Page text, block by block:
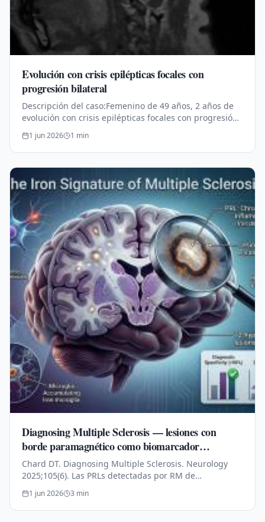
Evolución con crisis epilépticas focales con
progresión bilateral
Descripción del caso:Femenino de 49 años, 2 años de
evolución con crisis epilépticas focales con progresión
bilateral.A) Tejido de granulación con neoformación de
vasos (TG), y…
1 jun 2026 1 min
Diagnosing Multiple Sclerosis — lesiones con
borde paramagnético como biomarcador
temprano
Chard DT. Diagnosing Multiple Sclerosis. Neurology
2025;105(6). Las PRLs detectadas por RM de
susceptibilidad muestran sensibilidad del 86 % y
especificidad del 90 % para EM.
1 jun 2026 3 min